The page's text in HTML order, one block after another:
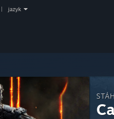
jazyk